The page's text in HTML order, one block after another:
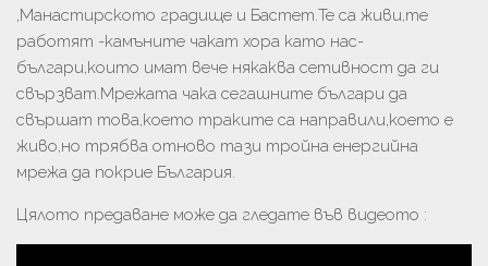
,Манастирското градище и Бастет.Те са живи,те
работят -камъните чакат хора като нас-
българи,които имат вече някаква сетивност да ги
свързват.Мрежата чака сегашните българи да
свършат това,което траките са направили,което е
живо,но трябва отново тази тройна енергийна
мрежа да покрие България.
Цялото предаване може да гледате във видеото :